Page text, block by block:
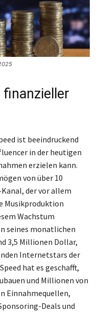
finanzieller
ist beeindruckend
in der heutigen
erzielen kann.
von über 10
der vor allem
Musikproduktion
Wachstum
seines monatlichen
3,5 Millionen Dollar,
Internetstars der
hat es geschafft,
und Millionen von
Einnahmequellen,
Deals und